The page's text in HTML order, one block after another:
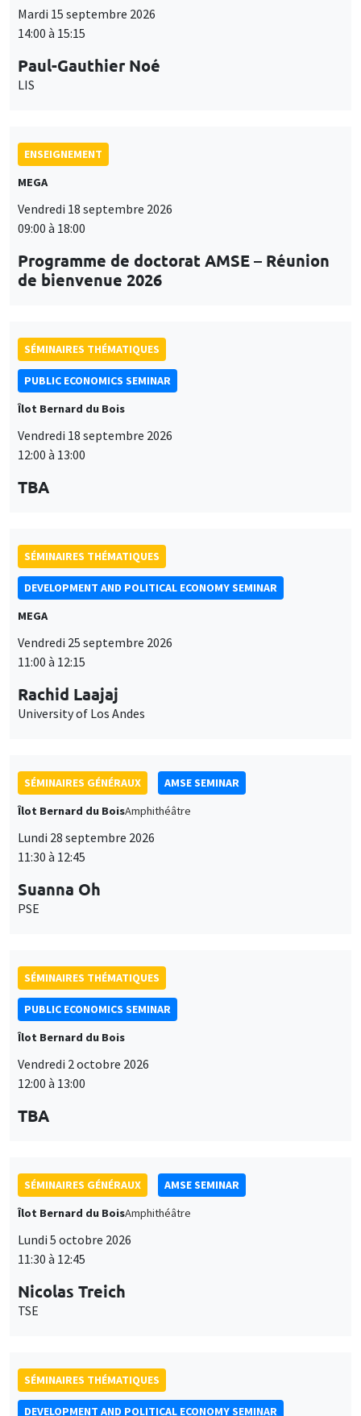
Mardi 15 septembre 2026
14:00 à 15:15
Paul-Gauthier Noé
LIS
ENSEIGNEMENT
MEGA
Vendredi 18 septembre 2026
09:00 à 18:00
Programme de doctorat AMSE – Réunion
de bienvenue 2026
SÉMINAIRES THÉMATIQUES
PUBLIC ECONOMICS SEMINAR
Îlot Bernard du Bois
Vendredi 18 septembre 2026
12:00 à 13:00
TBA
SÉMINAIRES THÉMATIQUES
DEVELOPMENT AND POLITICAL ECONOMY SEMINAR
MEGA
Vendredi 25 septembre 2026
11:00 à 12:15
Rachid Laajaj
University of Los Andes
SÉMINAIRES GÉNÉRAUX
AMSE SEMINAR
Îlot Bernard du BoisAmphithéâtre
Lundi 28 septembre 2026
11:30 à 12:45
Suanna Oh
PSE
SÉMINAIRES THÉMATIQUES
PUBLIC ECONOMICS SEMINAR
Îlot Bernard du Bois
Vendredi 2 octobre 2026
12:00 à 13:00
TBA
SÉMINAIRES GÉNÉRAUX
AMSE SEMINAR
Îlot Bernard du BoisAmphithéâtre
Lundi 5 octobre 2026
11:30 à 12:45
Nicolas Treich
TSE
SÉMINAIRES THÉMATIQUES
DEVELOPMENT AND POLITICAL ECONOMY SEMINAR